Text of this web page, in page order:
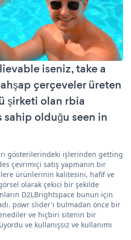
iseniz, take a
çerçeveler üreten
şirketi olan rbia
olduğu seen in
gösterilerindeki işlerinden getting
çevrimiçi satış yapmanın bir
ürünlerinin kalitesini, hafif ve
olarak çekici bir şekilde
D2LBrightspace bunun için
powr slider'ı bulmadan önce bir
ve hiçbiri sitenin bir
ve kullanışsız ve kullanımı